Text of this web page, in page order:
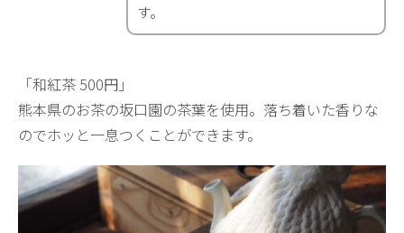
す。
「和紅茶 500円」
熊本県のお茶の坂口園の茶葉を使用。落ち着いた香りな
のでホッと一息つくことができます。